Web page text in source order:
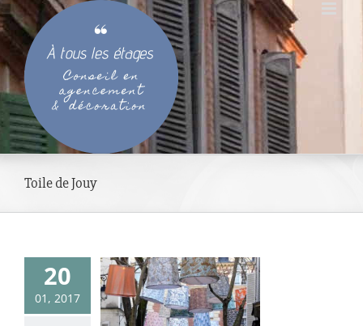
Passer
au
contenu
Toile de Jouy
20
01, 2017
une fête !